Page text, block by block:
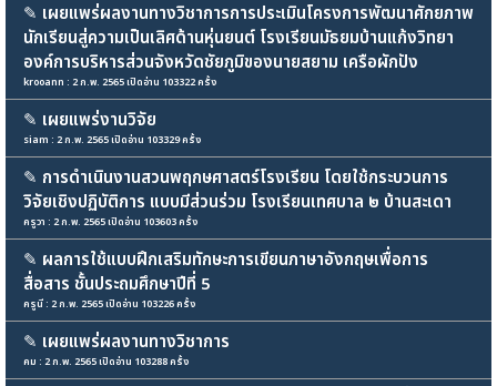
✎ เผยแพร่ผลงานทางวิชาการการประเมินโครงการพัฒนาศักยภาพ
นักเรียนสู่ความเป็นเลิศด้านหุ่นยนต์ โรงเรียนมัธยมบ้านแก้งวิทยา
องค์การบริหารส่วนจังหวัดชัยภูมิของนายสยาม เครือผักปัง
krooann : 2 ก.พ. 2565 เปิดอ่าน 103322 ครั้ง
✎ เผยแพร่งานวิจัย
siam : 2 ก.พ. 2565 เปิดอ่าน 103329 ครั้ง
✎ การดำเนินงานสวนพฤกษศาสตร์โรงเรียน โดยใช้กระบวนการ
วิจัยเชิงปฏิบัติการ แบบมีส่วนร่วม โรงเรียนเทศบาล ๒ บ้านสะเดา
ครูวา : 2 ก.พ. 2565 เปิดอ่าน 103603 ครั้ง
✎ ผลการใช้แบบฝึกเสริมทักษะการเขียนภาษาอังกฤษเพื่อการ
สื่อสาร ชั้นประถมศึกษาปีที่ 5
ครูนี : 2 ก.พ. 2565 เปิดอ่าน 103226 ครั้ง
✎ เผยแพร่ผลงานทางวิชาการ
คม : 2 ก.พ. 2565 เปิดอ่าน 103288 ครั้ง